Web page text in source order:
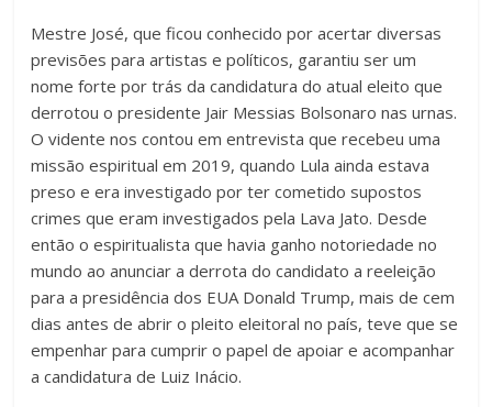
Mestre José, que ficou conhecido por acertar diversas
previsões para artistas e políticos, garantiu ser um
nome forte por trás da candidatura do atual eleito que
derrotou o presidente Jair Messias Bolsonaro nas urnas.
O vidente nos contou em entrevista que recebeu uma
missão espiritual em 2019, quando Lula ainda estava
preso e era investigado por ter cometido supostos
crimes que eram investigados pela Lava Jato. Desde
então o espiritualista que havia ganho notoriedade no
mundo ao anunciar a derrota do candidato a reeleição
para a presidência dos EUA Donald Trump, mais de cem
dias antes de abrir o pleito eleitoral no país, teve que se
empenhar para cumprir o papel de apoiar e acompanhar
a candidatura de Luiz Inácio.